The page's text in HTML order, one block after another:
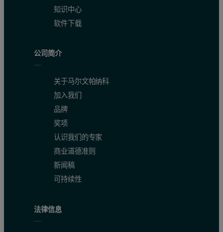
知识中心
软件下载
公司简介
关于马尔文帕纳科
加入我们
品牌
奖项
认识我们的专家
商业道德准则
新闻稿
可持续性
法律信息